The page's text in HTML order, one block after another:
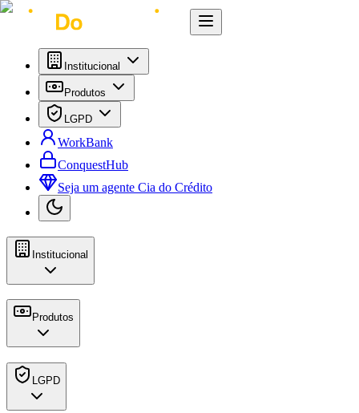
Institucional
Produtos
LGPD
WorkBank
ConquestHub
Seja um agente Cia do Crédito
Institucional
Produtos
LGPD